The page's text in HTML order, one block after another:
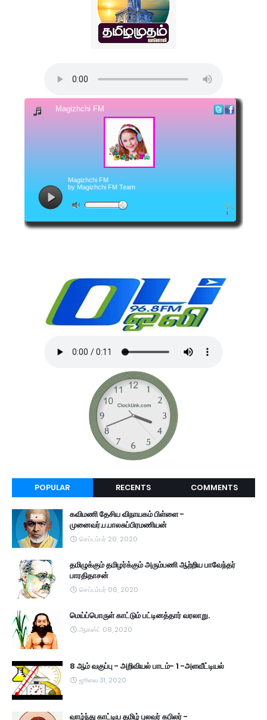
POPULAR RECENTS COMMENTS
கவிமணி தேசிய விநாயகம் பிள்ளை -
முனைவர்.ப.பாலசுப்பிரமணியன்
செப்டம்பர் 20, 2020
தமிழுக்கும் தமிழர்க்கும் அரும்பணி ஆற்றிய பாவேந்தர்
பாரதிதாசன்
செப்டம்பர் 06, 2020
மெய்ப்பொருள் காட்டும் பட்டினத்தார் வரலாறு.
ஆகஸ்ட் 08, 2020
8 ஆம் வகுப்பு - அறிவியல் பாடம்- 1 -அளவீட்டியல்
ஜூலை 31, 2020
வாழ்ந்து காட்டிய தமிழ் புலவர் கபிலர் -